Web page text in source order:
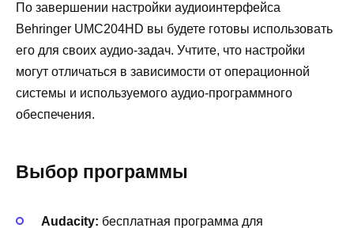
По завершении настройки аудиоинтерфейса
Behringer UMC204HD вы будете готовы использовать
его для своих аудио-задач. Учтите, что настройки
могут отличаться в зависимости от операционной
системы и используемого аудио-программного
обеспечения.
Выбор программы
Audacity: бесплатная программа для